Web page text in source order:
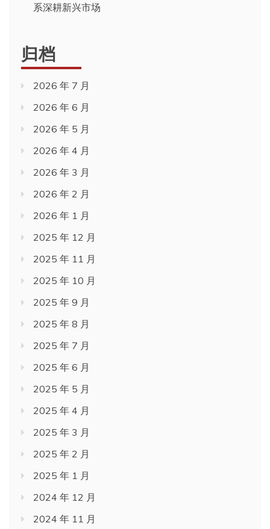
系深耕新兴市场
归档
2026 年 7 月
2026 年 6 月
2026 年 5 月
2026 年 4 月
2026 年 3 月
2026 年 2 月
2026 年 1 月
2025 年 12 月
2025 年 11 月
2025 年 10 月
2025 年 9 月
2025 年 8 月
2025 年 7 月
2025 年 6 月
2025 年 5 月
2025 年 4 月
2025 年 3 月
2025 年 2 月
2025 年 1 月
2024 年 12 月
2024 年 11 月